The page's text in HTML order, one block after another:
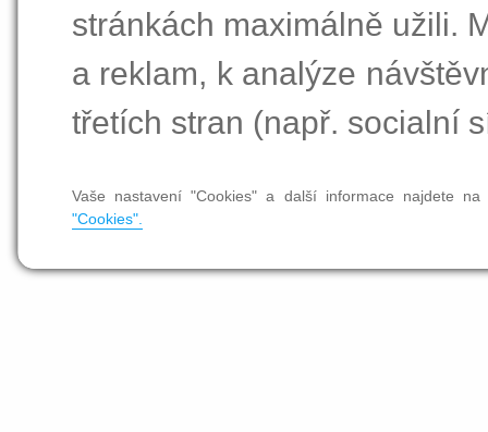
stránkách maximálně užili.
a reklam, k analýze
třetích stran (např. socialní
Vaše nastavení "Cookies" a další informace najdete
"Cookies".